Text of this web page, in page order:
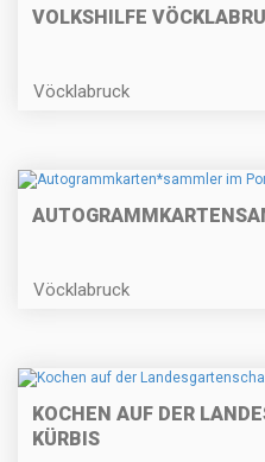
VOLKSHILFE
Vöcklabruck
AUTOGRAMMKARTEN
Vöcklabruck
KOCHEN AUF DER
KÜRBIS